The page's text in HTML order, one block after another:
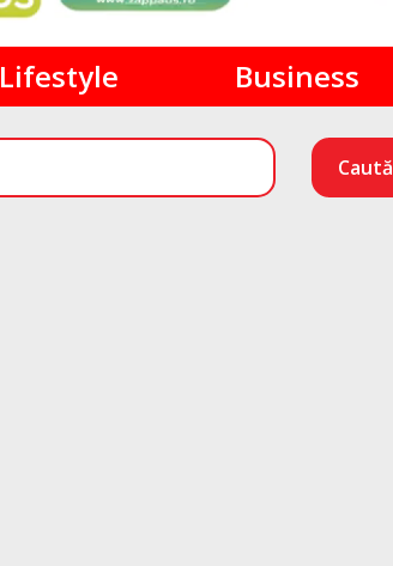
Lifestyle Business
Caută